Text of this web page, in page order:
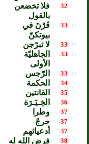
32
فلا تخضعن
بالقول
33
قَرْنَ في
بيوتكنّ
33 لا تبرّجن
33
الجاهليّة
الأولى
33 الرّجس
34 الحكمة
35 القانتين
36 الخِـيَـرَة
37 وطرا
37 حرجٌ
37 أدعيائهم
38 فرض الله له